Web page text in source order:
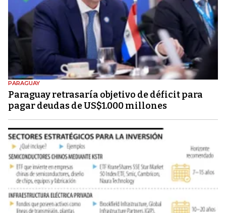
PARAGUAY
Paraguay retrasaría objetivo de déficit para
pagar deudas de US$1.000 millones